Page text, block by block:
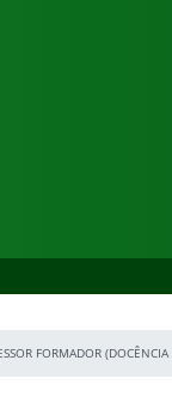
FORMADOR (DOCÊNCIA